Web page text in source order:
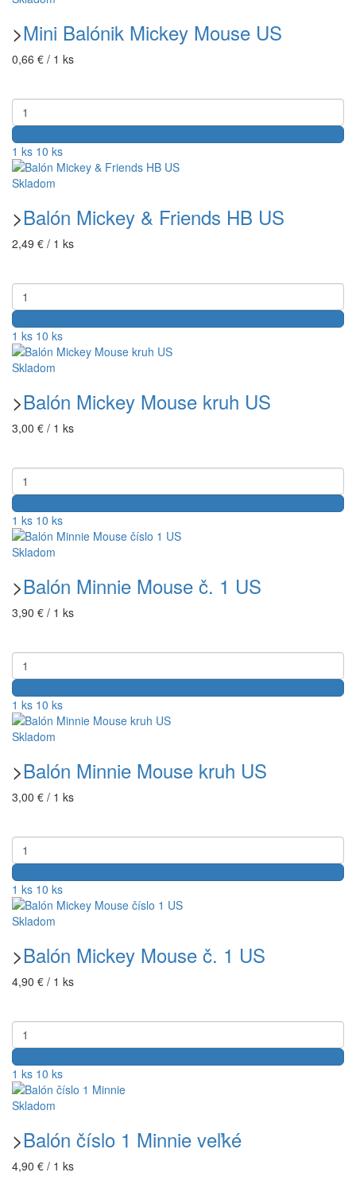
>Mini Balónik Mickey Mouse US
0,66 € / 1 ks
1 ks 10 ks
Skladom
>Balón Mickey & Friends HB US
2,49 € / 1 ks
1 ks 10 ks
Skladom
>Balón Mickey Mouse kruh US
3,00 € / 1 ks
1 ks 10 ks
Skladom
>Balón Minnie Mouse č. 1 US
3,90 € / 1 ks
1 ks 10 ks
Skladom
>Balón Minnie Mouse kruh US
3,00 € / 1 ks
1 ks 10 ks
Skladom
>Balón Mickey Mouse č. 1 US
4,90 € / 1 ks
1 ks 10 ks
Skladom
>Balón číslo 1 Minnie veľké
4,90 € / 1 ks